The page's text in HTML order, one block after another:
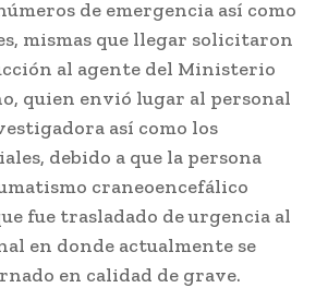
de emergencia así como
mismas que llegar solicitaron
al agente del Ministerio
quien envió lugar al personal
así como los
debido a que la persona
craneoencefálico
fue trasladado de urgencia al
en donde actualmente se
en calidad de grave.